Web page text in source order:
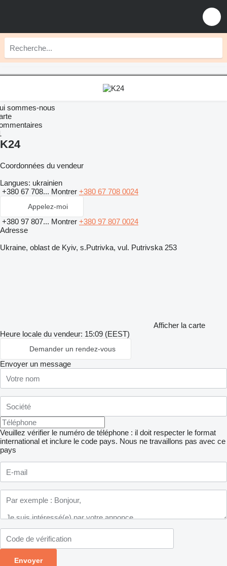
sommes-nous
K24
Coordonnées du vendeur
Langues: ukrainien
+380 67 708... Montrer +380 67 708 0024
Appelez-moi
+380 97 807... Montrer +380 97 807 0024
Adresse
Ukraine, oblast de Kyiv, s.Putrivka, vul. Putrivska 253
Afficher la carte
Heure locale du vendeur: 15:09 (EEST)
Demander un rendez-vous
Envoyer un message
Veuillez vérifier le numéro de téléphone : il doit respecter le format
international et inclure le code pays. Nous ne travaillons pas avec ce
pays